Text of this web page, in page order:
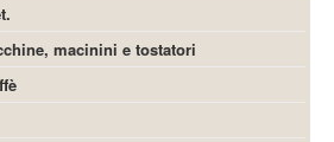
macinini e tostatori